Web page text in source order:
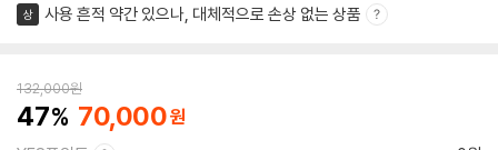
상 사용 흔적 약간 있으나, 대체적으로 손상 없는 상품
132,000원
47 70,000